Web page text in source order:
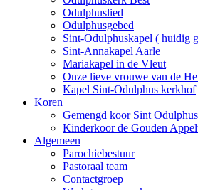
Odulphuslied
Odulphusgebed
Sint-Odulphuskapel ( huidig
Sint-Annakapel Aarle
Mariakapel in de Vleut
Onze lieve vrouwe van de
Kapel Sint-Odulphus kerkhof
Koren
Gemengd koor Sint
Kinderkoor de Gouden
Algemeen
Parochiebestuur
Pastoraal team
Contactgroep